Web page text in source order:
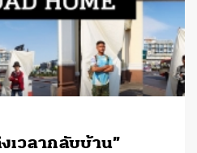
เวลากลับบ้าน”